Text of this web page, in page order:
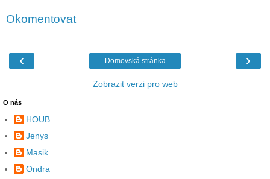
Okomentovat
‹ ›
Domovská stránka
Zobrazit verzi pro web
O nás
HOUB
Jenys
Masik
Ondra